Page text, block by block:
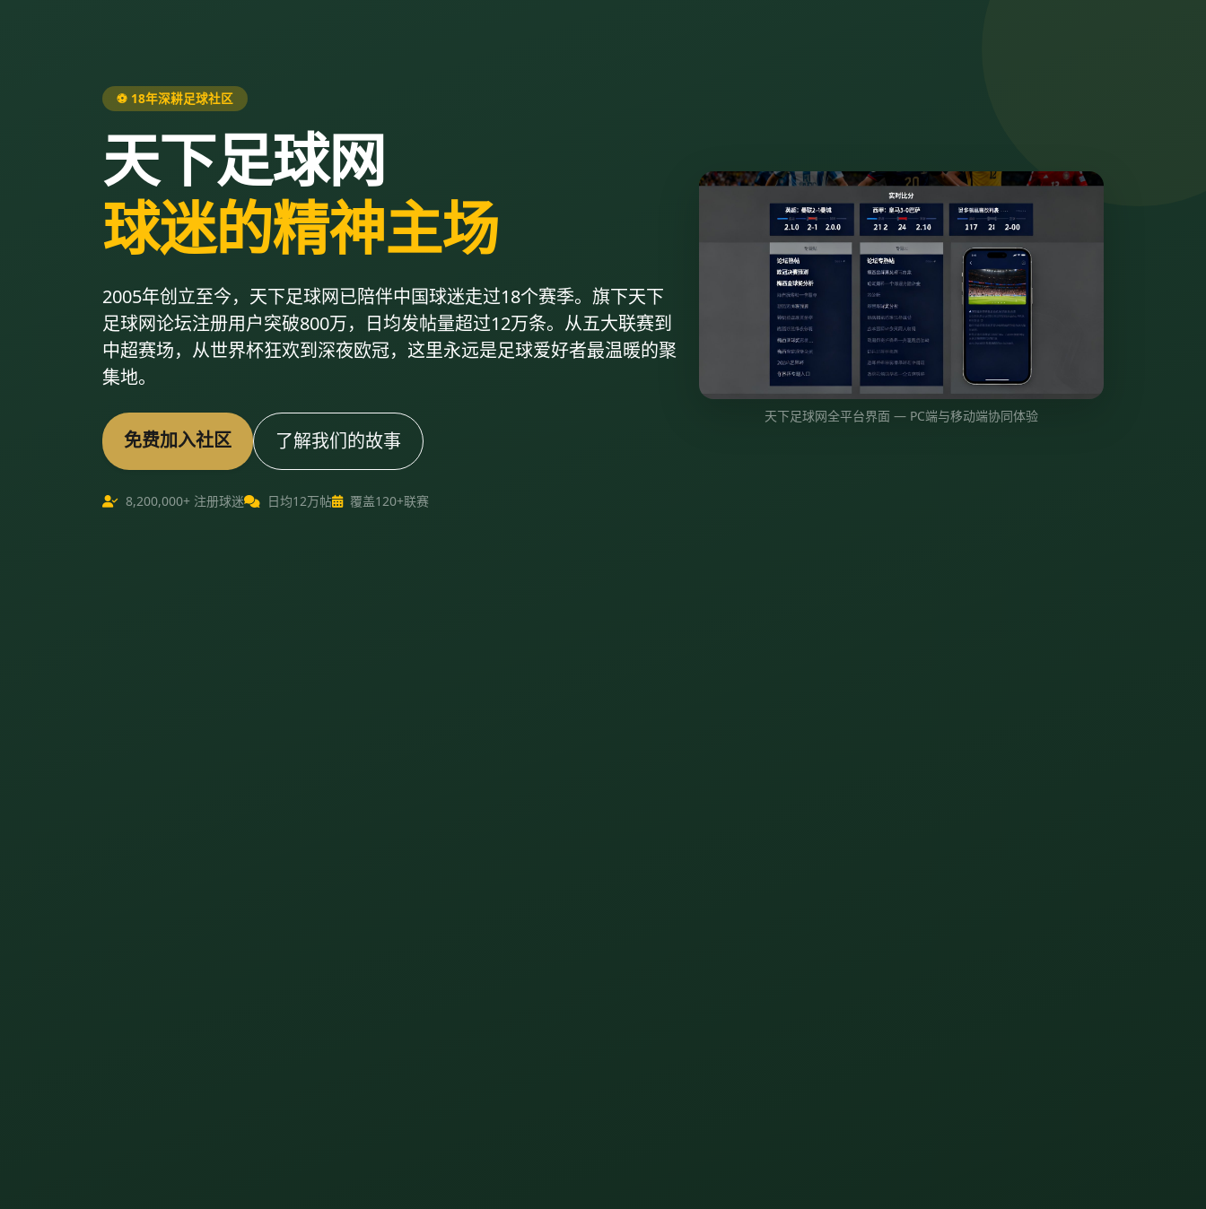
⚽ 18年深耕足球社区
天下足球网
球迷的精神主场
2005年创立至今，天下足球网已陪伴中国球迷走过18个赛季。旗下天下
足球网论坛注册用户突破800万，日均发帖量超过12万条。从五大联赛到
中超赛场，从世界杯狂欢到深夜欧冠，这里永远是足球爱好者最温暖的聚
集地。
免费加入社区 了解我们的故事
8,200,000+ 注册球迷 日均12万帖 覆盖120+联赛
天下足球网全平台界面 — PC端与移动端协同体验